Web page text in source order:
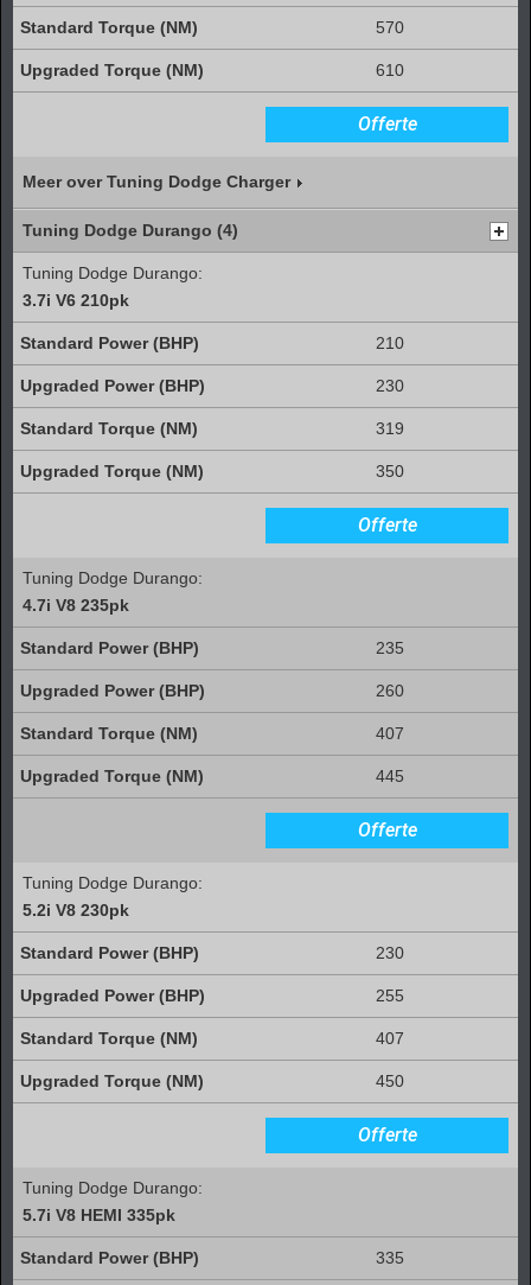
570
610
Offerte
Meer over Tuning Dodge Charger
Tuning Dodge Durango (4)
Tuning Dodge Durango:
3.7i V6 210pk
210
230
319
350
Offerte
Tuning Dodge Durango:
4.7i V8 235pk
235
260
407
445
Offerte
Tuning Dodge Durango:
5.2i V8 230pk
230
255
407
450
Offerte
Tuning Dodge Durango:
5.7i V8 HEMI 335pk
335